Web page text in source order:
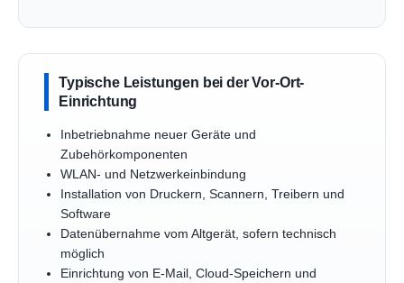
Typische Leistungen bei der Vor-Ort-
Einrichtung
Inbetriebnahme neuer Geräte und
Zubehörkomponenten
WLAN- und Netzwerkeinbindung
Installation von Druckern, Scannern, Treibern und
Software
Datenübernahme vom Altgerät, sofern technisch
möglich
Einrichtung von E-Mail, Cloud-Speichern und